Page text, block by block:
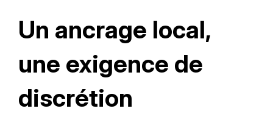
Un ancrage local,
une exigence de
discrétion